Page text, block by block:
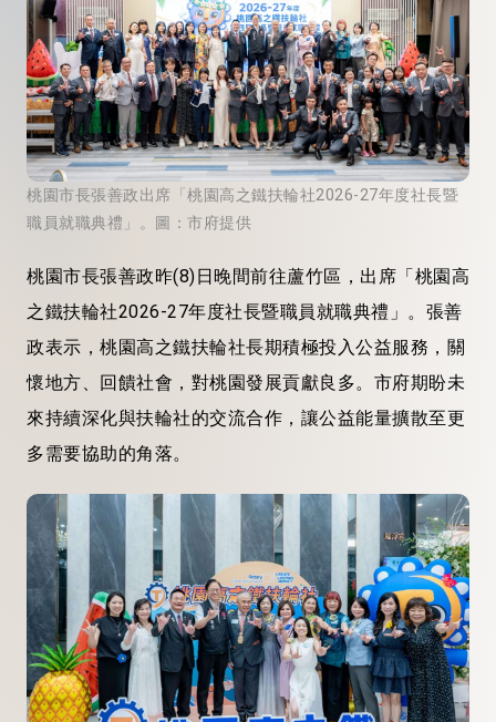
桃園市長張善政出席「桃園高之鐵扶輪社2026-27年度社長暨
職員就職典禮」。圖：市府提供
桃園市長張善政昨(8)日晚間前往蘆竹區，出席「桃園高
之鐵扶輪社2026-27年度社長暨職員就職典禮」。張善
政表示，桃園高之鐵扶輪社長期積極投入公益服務，關
懷地方、回饋社會，對桃園發展貢獻良多。市府期盼未
來持續深化與扶輪社的交流合作，讓公益能量擴散至更
多需要協助的角落。